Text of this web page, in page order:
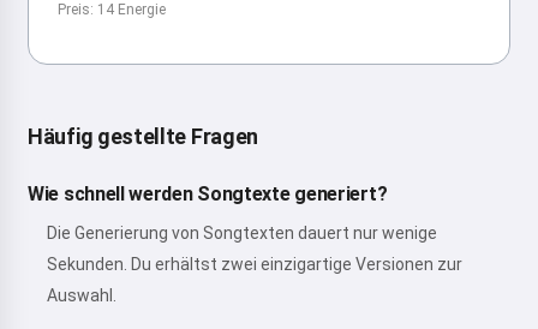
Preis: 14 Energie
Häufig gestellte Fragen
Wie schnell werden Songtexte generiert?
Die Generierung von Songtexten dauert nur wenige
Sekunden. Du erhältst zwei einzigartige Versionen zur
Auswahl.